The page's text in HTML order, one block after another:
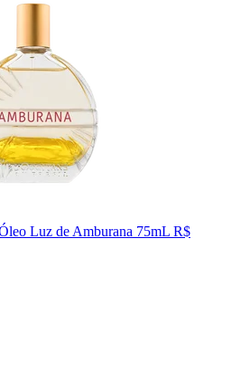
Luz de Amburana 75mL R$